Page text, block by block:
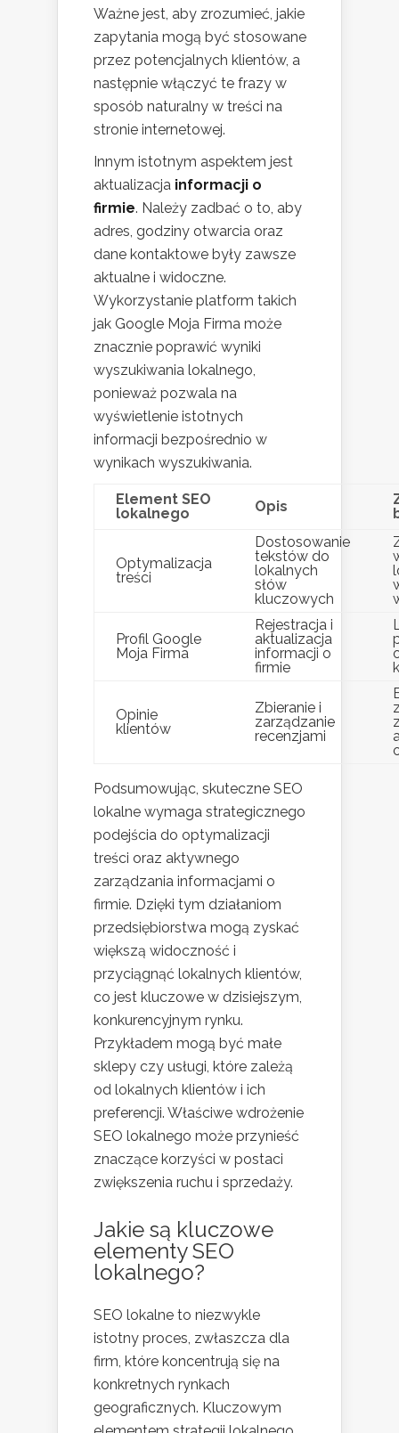
Ważne jest, aby zrozumieć, jakie
zapytania mogą być stosowane
przez potencjalnych klientów, a
następnie włączyć te frazy w
sposób naturalny w treści na
stronie internetowej.
Innym istotnym aspektem jest
aktualizacja informacji o
firmie. Należy zadbać o to, aby
adres, godziny otwarcia oraz
dane kontaktowe były zawsze
aktualne i widoczne.
Wykorzystanie platform takich
jak Google Moja Firma może
znacznie poprawić wyniki
wyszukiwania lokalnego,
ponieważ pozwala na
wyświetlenie istotnych
informacji bezpośrednio w
wynikach wyszukiwania.
Element SEO
lokalnego
Opis
Optymalizacja
treści
Dostosowanie
tekstów do
lokalnych
słów
kluczowych
Profil Google
Moja Firma
Rejestracja i
aktualizacja
informacji o
firmie
Opinie
klientów
Zbieranie i
zarządzanie
recenzjami
Podsumowując, skuteczne SEO
lokalne wymaga strategicznego
podejścia do optymalizacji
treści oraz aktywnego
zarządzania informacjami o
firmie. Dzięki tym działaniom
przedsiębiorstwa mogą zyskać
większą widoczność i
przyciągnąć lokalnych klientów,
co jest kluczowe w dzisiejszym,
konkurencyjnym rynku.
Przykładem mogą być małe
sklepy czy usługi, które zależą
od lokalnych klientów i ich
preferencji. Właściwe wdrożenie
SEO lokalnego może przynieść
znaczące korzyści w postaci
zwiększenia ruchu i sprzedaży.
Jakie są kluczowe
elementy SEO
lokalnego?
SEO lokalne to niezwykle
istotny proces, zwłaszcza dla
firm, które koncentrują się na
konkretnych rynkach
geograficznych. Kluczowym